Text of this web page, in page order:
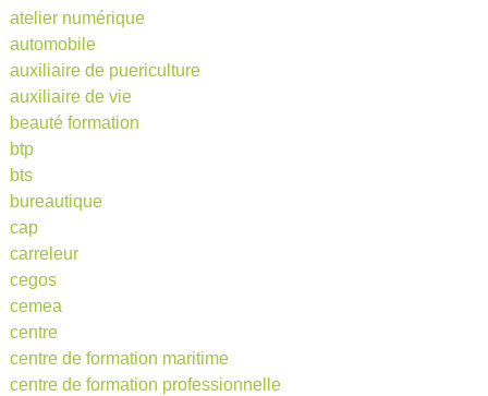
atelier numérique
automobile
auxiliaire de puericulture
auxiliaire de vie
beauté formation
btp
bts
bureautique
cap
carreleur
cegos
cemea
centre
centre de formation maritime
centre de formation professionnelle